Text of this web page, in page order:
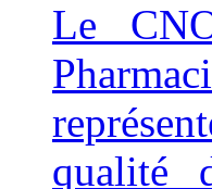
Le
qualité